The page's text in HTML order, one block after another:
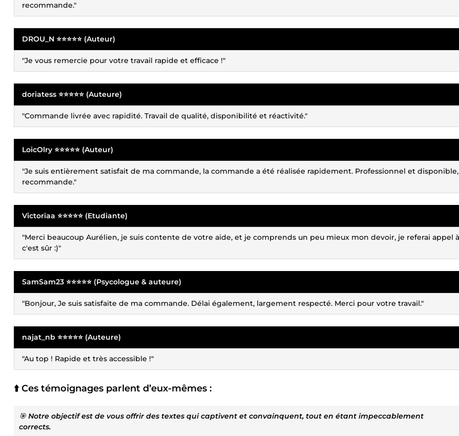
recommande."
DROU_N ⭐⭐⭐⭐⭐ (Auteur)
"Je vous remercie pour votre travail rapide et efficace !"
doriatess ⭐⭐⭐⭐⭐ (Auteure)
"Commande livrée avec rapidité. Travail de qualité, disponibilité et réactivité."
LoicOlry ⭐⭐⭐⭐⭐ (Auteur)
"Je suis entièrement satisfait de ma commande, la commande a été réalisée rapidement. Professionnel et
recommande."
Victoriaa ⭐⭐⭐⭐⭐ (Etudiante)
"Merci beaucoup Aurélien, je suis contente de votre aide, et je comprends un peu mieux mon devoir, je referai appel
c'est sûr :)"
SamSam23 ⭐⭐⭐⭐⭐ (Psycologue & auteure)
"Bonjour, Je suis satisfaite de ma commande. Délai également, largement respecté. Merci pour votre travail."
najat_nb ⭐⭐⭐⭐⭐ (Auteure)
"Au top ! Rapide et très accessible !"
⬆️ Ces témoignages parlent d’eux-mêmes :
🎯 Notre objectif est de vous offrir des textes qui captivent et convainquent, tout en étant impeccablement
corrects.